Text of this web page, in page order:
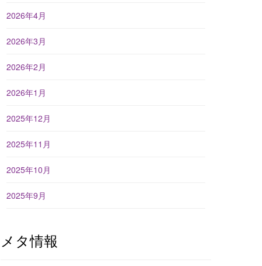
2026年4月
2026年3月
2026年2月
2026年1月
2025年12月
2025年11月
2025年10月
2025年9月
メタ情報